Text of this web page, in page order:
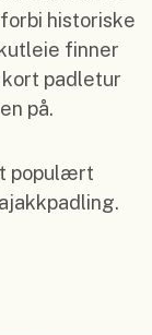
historiske
finner
padletur
på.
populært